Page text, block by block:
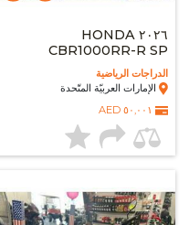
٢٠٢٦ HONDA
CBR1000RR-R SP
الدراجات الرياضية
الإمارات العربيّة المتّحدة
٥٠,٠٠١ AED